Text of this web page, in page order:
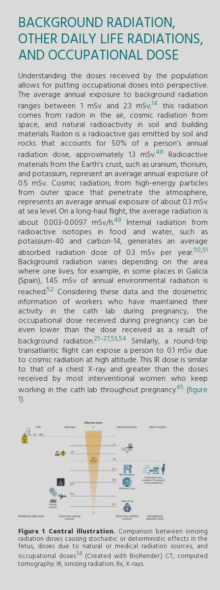
BACKGROUND RADIATION,
OTHER DAILY LIFE RADIATIONS,
AND OCCUPATIONAL DOSE
Understanding the doses received by the population
allows for putting occupational doses into perspective.
The average annual exposure to background radiation
ranges between 1 mSv and 2.3 mSv;14 this radiation
comes from radon in the air, cosmic radiation from
space, and natural radioactivity in soil and building
materials. Radon is a radioactive gas emitted by soil and
rocks that accounts for 50% of a person’s annual
radiation dose, approximately 1.3 mSv.48 Radioactive
materials from the Earth’s crust, such as uranium, thorium,
and potassium, represent an average annual exposure of
0.5 mSv. Cosmic radiation, from high-energy particles
from outer space that penetrate the atmosphere,
represents an average annual exposure of about 0.3 mSv
at sea level. On a long-haul flight, the average radiation is
about 0.003-0.0097 mSv/h.49 Internal radiation from
radioactive isotopes in food and water, such as
potassium-40 and carbon-14, generates an average
absorbed radiation dose of 0.3 mSv per year.50,51
Background radiation varies depending on the area
where one lives; for example, in some places in Galicia
(Spain), 1.45 mSv of annual environmental radiation is
reached.52 Considering these data and the dosimetric
information of workers who have maintained their
activity in the cath lab during pregnancy, the
occupational dose received during pregnancy can be
even lower than the dose received as a result of
background radiation.25-27,53,54Similarly, a round-trip
transatlantic flight can expose a person to 0.1 mSv due
to cosmic radiation at high altitude. This IR dose is similar
to that of a chest X-ray and greater than the doses
received by most interventional women who keep
working in the cath lab throughout pregnancy45 (figure
1).
Figure 1. Central illustration. Comparison between ionizing
radiation doses causing stochastic or deterministic effects in the
fetus, doses due to natural or medical radiation sources, and
occupational doses.14(Created with BioRender.) CT, computed
tomography; IR, ionizing radiation; Rx, X-rays.